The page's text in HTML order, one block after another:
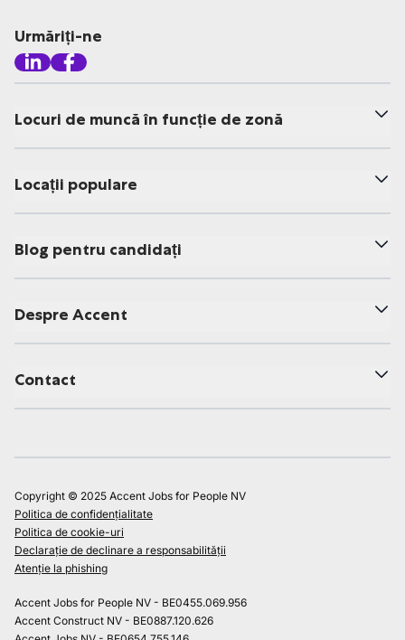
Urmăriți-ne
Locuri de muncă în funcție de zonă
Locații populare
Blog pentru candidați
Despre Accent
Contact
Copyright © 2025 Accent Jobs for People NV
Politica de confidențialitate
Politica de cookie-uri
Declarație de declinare a responsabilității
Atenție la phishing
Accent Jobs for People NV - BE0455.069.956
Accent Construct NV - BE0887.120.626